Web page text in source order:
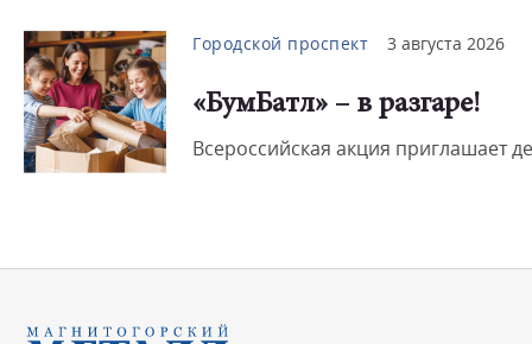
Городской проспект 3 августа 2026
«БумБатл» – в разгаре!
Всероссийская акция приглашает